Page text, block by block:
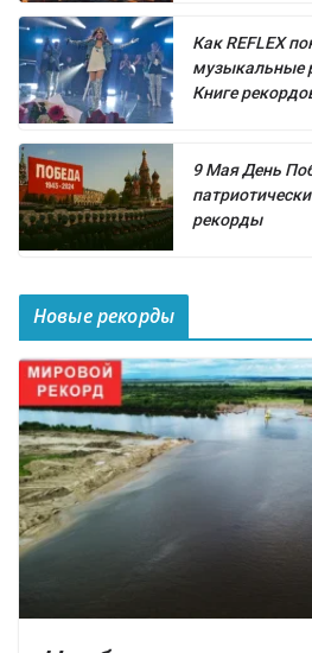
Как REFLEX
музыкальные
Книге
9 Мая День
рекорды
Новые рекорды